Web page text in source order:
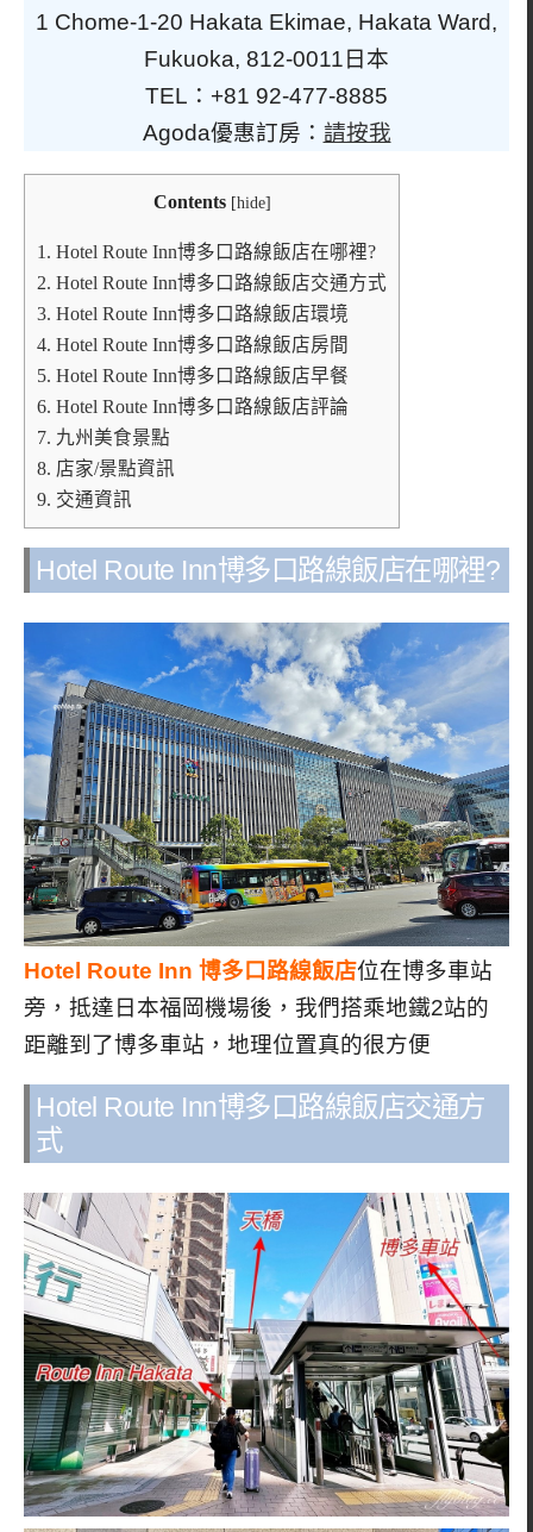
1 Chome-1-20 Hakata Ekimae, Hakata Ward,
Fukuoka, 812-0011日本
TEL：+81 92-477-8885
Agoda優惠訂房： 請按我
Contents [hide]
1. Hotel Route Inn博多口路線飯店在哪裡?
2. Hotel Route Inn博多口路線飯店交通方式
3. Hotel Route Inn博多口路線飯店環境
4. Hotel Route Inn博多口路線飯店房間
5. Hotel Route Inn博多口路線飯店早餐
6. Hotel Route Inn博多口路線飯店評論
7. 九州美食景點
8. 店家/景點資訊
9. 交通資訊
Hotel Route Inn博多口路線飯店在哪裡?
Hotel Route Inn 博多口路線飯店位在博多車站
旁，抵達日本福岡機場後，我們搭乘地鐵2站的
距離到了博多車站，地理位置真的很方便
Hotel Route Inn博多口路線飯店交通方
式